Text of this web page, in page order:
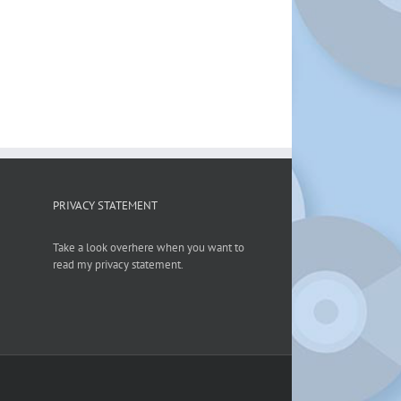
PRIVACY STATEMENT
Take a look overhere when you want to
read my privacy statement.